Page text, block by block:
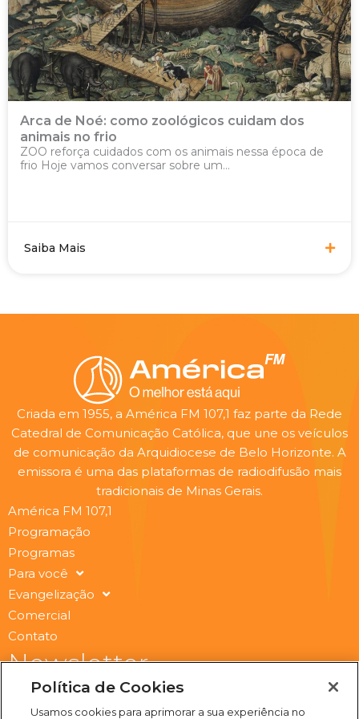
Arca de Noé: como zoológicos cuidam dos
animais no frio
ZOO reforça cuidados com os animais nessa época de
frio Hoje vamos conversar sobre um...
Saiba Mais
Criada em 1955, a América FM 107,1 faz parte da Rede
Catedral de Comunicação Católica, que une os veículos
de comunicação da Arquidiocese de Belo Horizonte. A
emissora é uma das plataformas de radiodifusão mais
tradicionais de Minas Gerais.
América FM 107,1
Programação
Programas
Para você
Evangelização
Comercial
Contato
Newsletter
Email Submit
Política de Cookies
Usamos cookies para aprimorar a sua experiência no